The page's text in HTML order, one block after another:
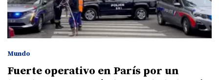
Mundo
Fuerte operativo en París por un